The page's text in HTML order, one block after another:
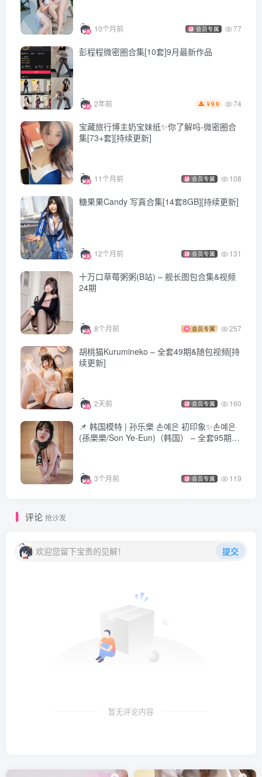
10个月前 会员专属 77
彭程程微密圈合集[10套]9月最新作品
2年前 ￥9.9 74
宝藏旅行博主奶宝妹纸✨你了解吗-微密圈合
集[73+套][持续更新]
11个月前 会员专属 108
糖果果Candy 写真合集[14套8GB][持续更新]
12个月前 会员专属 131
十万口草莓粥粥(B站) – 舰长图包合集&视频
24期
8个月前 会员专属 257
胡桃猫Kurumineko – 全套49期&随包视频[持
续更新]
2天前 会员专属 160
📌 韩国模特 | 孙乐樂 손예은 初印象✨손예은
(孫樂樂/Son Ye-Eun)（韩国） – 全套95期&
3个月前 会员专属 119
评论 抢沙发
欢迎您留下宝贵的见解！ 提交
暂无评论内容